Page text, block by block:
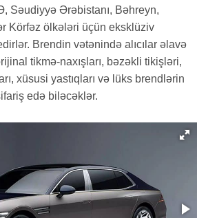
Səudiyyə Ərəbistanı, Bəhreyn,
Körfəz ölkələri üçün eksklüziv
Brendin vətənində alıcılar əlavə
tikmə-naxışları, bəzəkli tikişləri,
xüsusi yastıqları və lüks brendlərin
edə biləcəklər.